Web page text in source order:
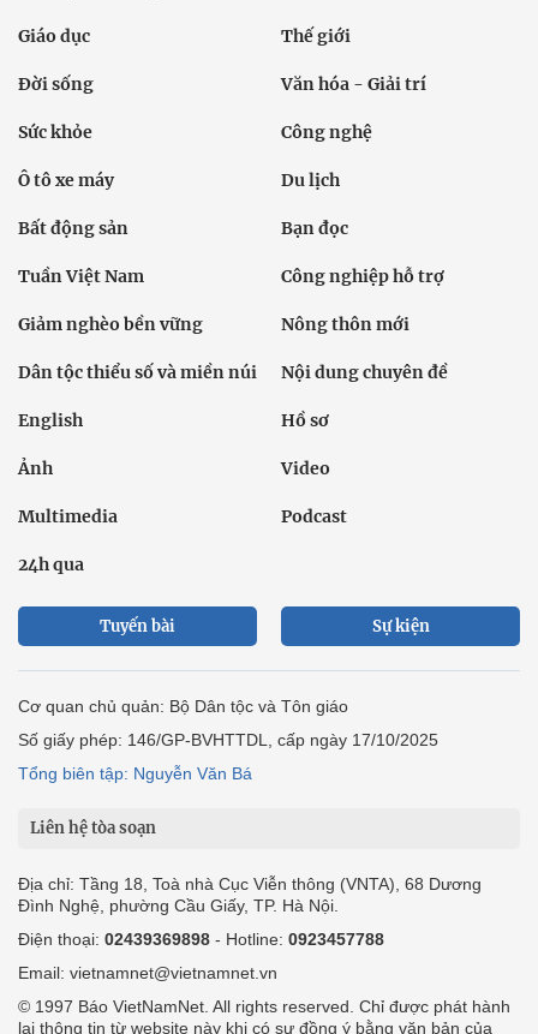
Giáo dục Thế giới
Đời sống Văn hóa - Giải trí
Sức khỏe Công nghệ
Ô tô xe máy Du lịch
Bất động sản Bạn đọc
Tuần Việt Nam Công nghiệp hỗ trợ
Giảm nghèo bền vững Nông thôn mới
Dân tộc thiểu số và miền núi Nội dung chuyên đề
English Hồ sơ
Ảnh Video
Multimedia Podcast
24h qua
Tuyến bài Sự kiện
Cơ quan chủ quản: Bộ Dân tộc và Tôn giáo
Số giấy phép: 146/GP-BVHTTDL, cấp ngày 17/10/2025
Tổng biên tập: Nguyễn Văn Bá
Liên hệ tòa soạn
Địa chỉ: Tầng 18, Toà nhà Cục Viễn thông (VNTA), 68 Dương
Đình Nghệ, phường Cầu Giấy, TP. Hà Nội.
Điện thoại: 02439369898 - Hotline: 0923457788
Email: vietnamnet@vietnamnet.vn
© 1997 Báo VietNamNet. All rights reserved. Chỉ được phát hành
lại thông tin từ website này khi có sự đồng ý bằng văn bản của